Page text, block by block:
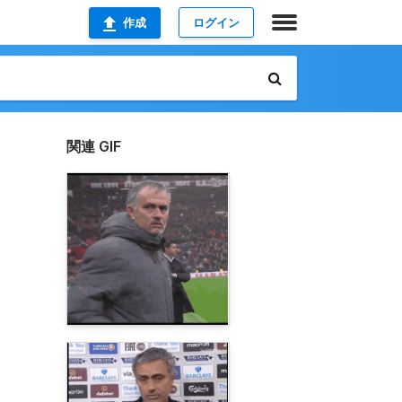
作成 ログイン
関連 GIF